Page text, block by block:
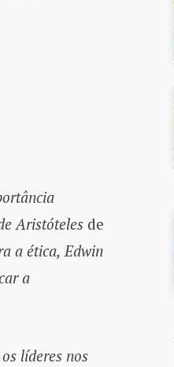
Aristótelesde
a ética, Edwin
a
líderes nos